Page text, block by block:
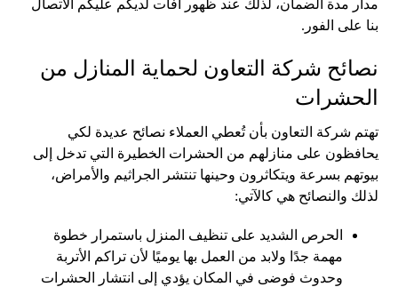
مدار مدة الضمان، لذلك عند ظهور آفات لديكم عليكم الاتصال
بنا على الفور.
نصائح شركة التعاون لحماية المنازل من
الحشرات
تهتم شركة التعاون بأن تُعطي العملاء نصائح عديدة لكي
يحافظون على منازلهم من الحشرات الخطيرة التي تدخل إلى
بيوتهم بسرعة ويتكاثرون وحينها تنتشر الجراثيم والأمراض،
لذلك والنصائح هي كالآتي:
الحرص الشديد على تنظيف المنزل باستمرار خطوة
مهمة جدًا ولابد من العمل بها يوميًا لأن تراكم الأتربة
وحدوث فوضى في المكان يؤدي إلى انتشار الحشرات